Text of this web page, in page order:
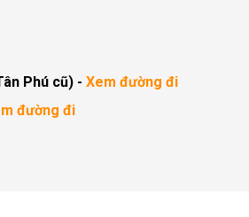
Phú cũ) - Xem đường đi
đường đi